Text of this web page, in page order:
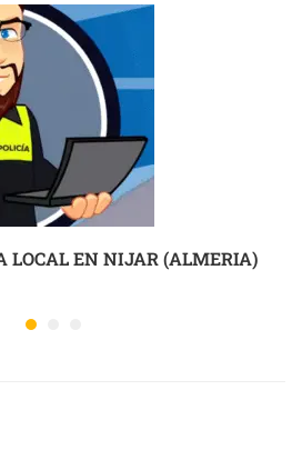
LOCAL EN NIJAR (ALMERIA)